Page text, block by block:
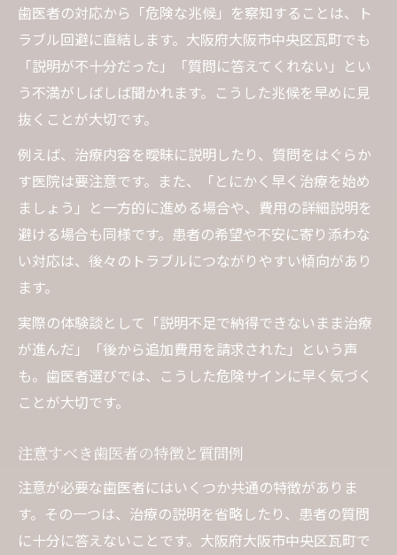
歯医者の対応から「危険な兆候」を察知することは、ト
ラブル回避に直結します。大阪府大阪市中央区瓦町でも
「説明が不十分だった」「質問に答えてくれない」とい
う不満がしばしば聞かれます。こうした兆候を早めに見
抜くことが大切です。
例えば、治療内容を曖昧に説明したり、質問をはぐらか
す医院は要注意です。また、「とにかく早く治療を始め
ましょう」と一方的に進める場合や、費用の詳細説明を
避ける場合も同様です。患者の希望や不安に寄り添わな
い対応は、後々のトラブルにつながりやすい傾向があり
ます。
実際の体験談として「説明不足で納得できないまま治療
が進んだ」「後から追加費用を請求された」という声
も。歯医者選びでは、こうした危険サインに早く気づく
ことが大切です。
注意すべき歯医者の特徴と質問例
注意が必要な歯医者にはいくつか共通の特徴がありま
す。その一つは、治療の説明を省略したり、患者の質問
に十分に答えないことです。大阪府大阪市中央区瓦町で